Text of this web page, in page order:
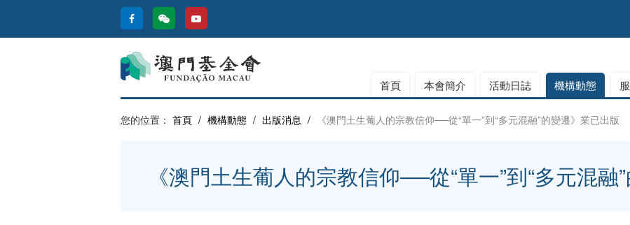
首頁 本會簡介 活動日誌 機構動態
您的位置： 首頁 / 機構動態 / 出版消息 / 《澳門土生葡人的宗教信仰──從“單一”到“多元混融”的變遷》業已出版
《澳門土生葡人的宗教信仰──從“單一”到“多元混融